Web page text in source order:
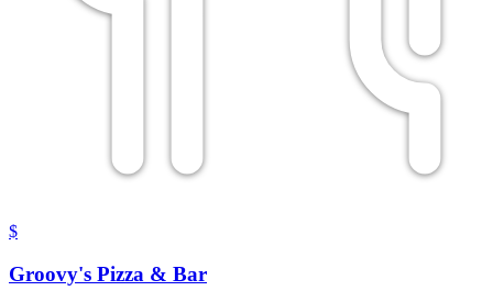
$
Groovy's Pizza & Bar